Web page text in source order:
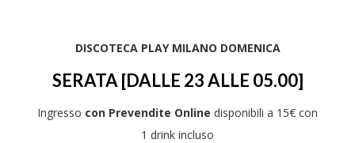
DISCOTECA PLAY MILANO DOMENICA
SERATA [DALLE 23 ALLE 05.00]
Ingresso con Prevendite Online disponibili a 15€ con
1 drink incluso